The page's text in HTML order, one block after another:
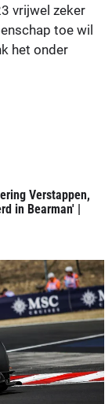
vrijwel zeker
toe wil
het onder
Verstappen,
in Bearman' |